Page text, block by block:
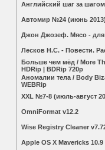
Английский шаг за
Автомир №24 (июнь
Джон Джозеф. Мясо - для
Лесков Н.С. - Повести.
Больше чем мёд / More
HDRip | BDRip 720p
Аномалии тела / Body
WEBRip
XXL №7-8 (июль-август
OmniFormat v12.2
Wise Registry Cleaner
Apple OS X Mavericks